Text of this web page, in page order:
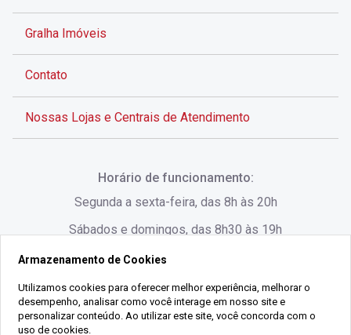
Gralha Imóveis
Contato
Nossas Lojas e Centrais de Atendimento
Rua Lauro Linhares, 1080 - Trindade, Florianópolis -
SC
(48) 3220-1045
Horário de funcionamento:
Segunda a sexta-feira, das 8h às 20h
Sábados e domingos, das 8h30 às 19h
Armazenamento de Cookies
Utilizamos cookies para oferecer melhor experiência, melhorar o
desempenho, analisar como você interage em nosso site e
personalizar conteúdo. Ao utilizar este site, você concorda com o
uso de cookies.